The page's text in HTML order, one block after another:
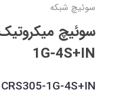
سوئیچ شبکه
1G-4S+IN
1G-4S+IN